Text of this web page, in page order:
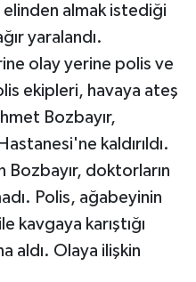
elinden almak istediği
yaralandı.
olay yerine polis ve
ekipleri, havaya ateş
Bozbayır,
kaldırıldı.
Bozbayır, doktorların
Polis, ağabeyinin
kavgaya karıştığı
aldı. Olaya ilişkin